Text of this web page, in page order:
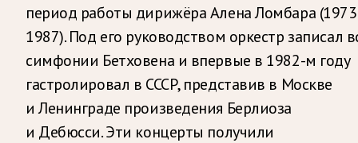
период работы дирижёра Алена Ломбара
1987). Под его руководством оркестр записал
симфонии Бетховена и впервые в 1982-м году
гастролировал в СССР, представив в Москве
и Ленинграде произведения Берлиоза
и Дебюсси. Эти концерты получили